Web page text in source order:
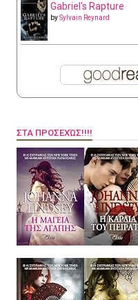
Gabriel's Rapture
bySylvain Reynard
ΣΤΑ ΠΡΟΣΕΧΏΣ!!!!